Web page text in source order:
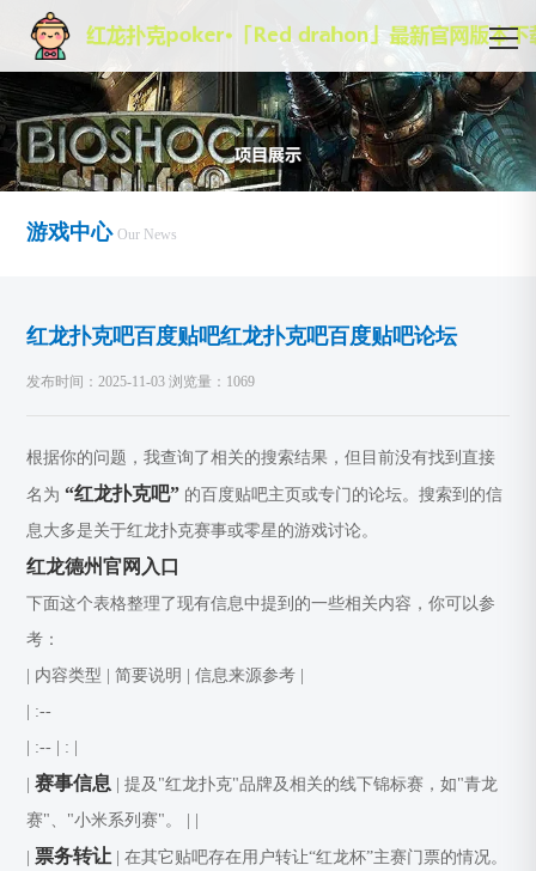
游戏中心 Our News
红龙扑克吧百度贴吧红龙扑克吧百度贴吧论坛
发布时间：2025-11-03 浏览量：1069
根据你的问题，我查询了相关的搜索结果，但目前没有找到直接
名为“红龙扑克吧” 的百度贴吧主页或专门的论坛。搜索到的信
息大多是关于红龙扑克赛事或零星的游戏讨论。
红龙德州官网入口
下面这个表格整理了现有信息中提到的一些相关内容，你可以参
考：
| 内容类型 | 简要说明 | 信息来源参考 |
| :--
| :--
| : |
|赛事信息 | 提及"红龙扑克"品牌及相关的线下锦标赛，如"青龙
赛"、"小米系列赛"。 | |
票务转让 | 在其它贴吧存在用户转让“红龙杯”主赛门票的情况。